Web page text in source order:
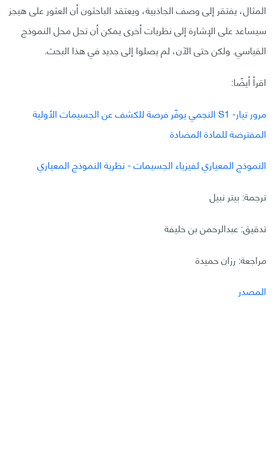
المثال، يفتقر إلى وصف الجاذبية، ويعتقد الباحثون أن العثور على هيجز
سيساعد على الإشارة إلى نظريات أخرى يمكن أن تحل محل النموذج
القياسي. ولكن حتى الآن، لم يصلوا إلى جديد في هذا البحث.
اقرأ أيضًا:
مرور تيار- S1 النجمي يوفّر فرصة للكشف عن الجسيمات الأولية
المفترضة للمادة المضادة
النموذج المعياري لفيزياء الجسيمات - نظرية النموذج المعياري
ترجمة: بيتر نبيل
تدقيق: عبدالرحمن بن خليفة
مراجعة: رزان حميدة
المصدر